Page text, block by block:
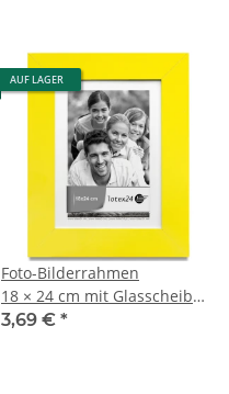
AUF LAGER
Foto-Bilderrahmen
18 × 24 cm mit Glasscheibe,
Standrahmen, Wandrahmen
3,69 € *